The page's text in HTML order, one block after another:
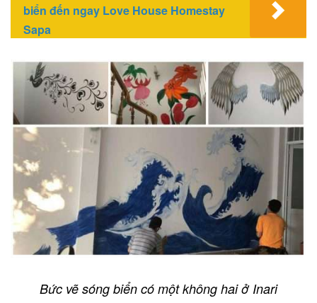
biển đến ngay Love House Homestay
Sapa
Bức vẽ sóng biển có một không hai ở Inari